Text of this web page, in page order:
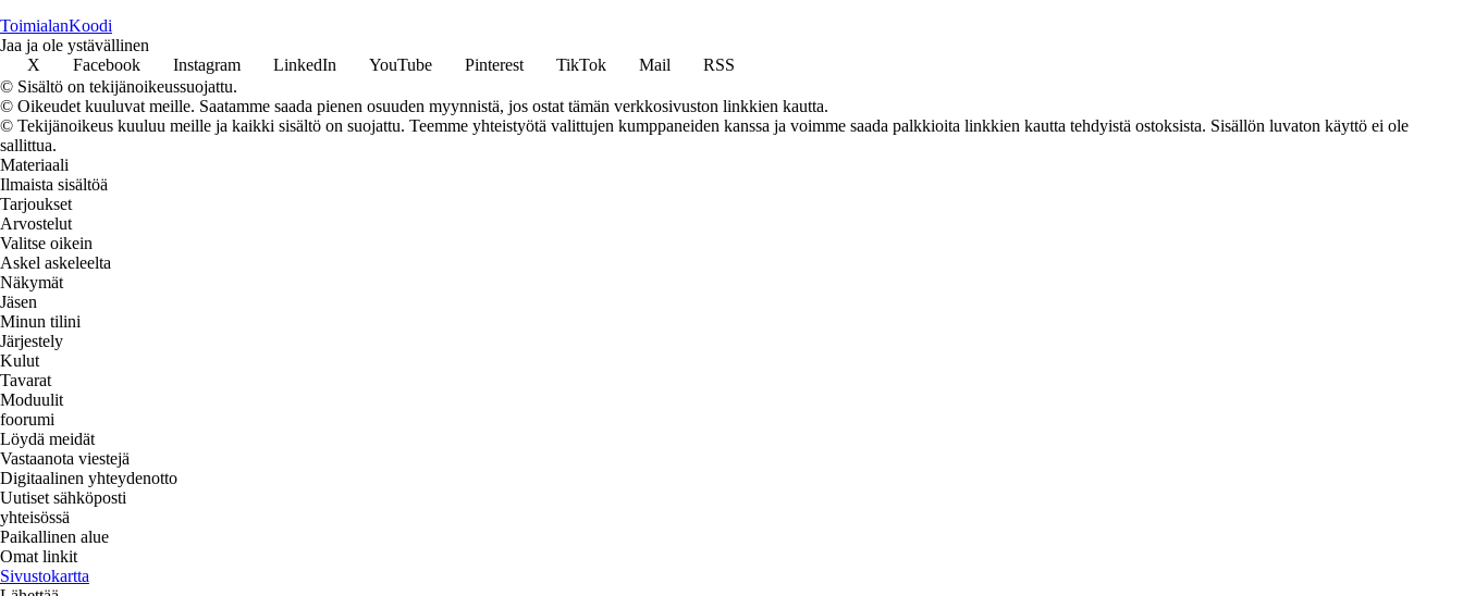
ToimialanKoodi
Jaa ja ole ystävällinen
X
Facebook Instagram LinkedIn YouTube Pinterest TikTok Mail
RSS
© Sisältö on tekijänoikeussuojattu.
© Oikeudet kuuluvat meille. Saatamme saada pienen osuuden myynnistä, jos ostat tämän verkkosivuston linkkien kautta.
© Tekijänoikeus kuuluu meille ja kaikki sisältö on suojattu. Teemme yhteistyötä valittujen kumppaneiden kanssa ja voimme saada palkkioita linkkien kautta tehdyistä ostoksista. Sisällön luvaton käyttö ei ole
sallittua.
Materiaali
Ilmaista sisältöä
Tarjoukset
Arvostelut
Valitse oikein
Askel askeleelta
Näkymät
Jäsen
Minun tilini
Järjestely
Kulut
Tavarat
Moduulit
foorumi
Löydä meidät
Vastaanota viestejä
Digitaalinen yhteydenotto
Uutiset sähköposti
yhteisössä
Paikallinen alue
Omat linkit
Sivustokartta